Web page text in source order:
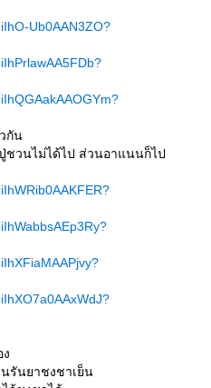
Ub0AAN3ZO?
กัน
ชวนไม่ได้ไป ส่วนอาแนนก็ไป
รันยาชงชาเย็น